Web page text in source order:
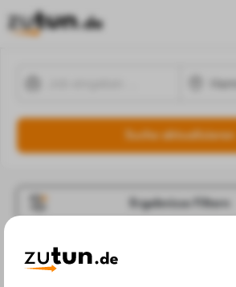
Suche aktualisieren
Ergebnisse Filtern
Jobangebote